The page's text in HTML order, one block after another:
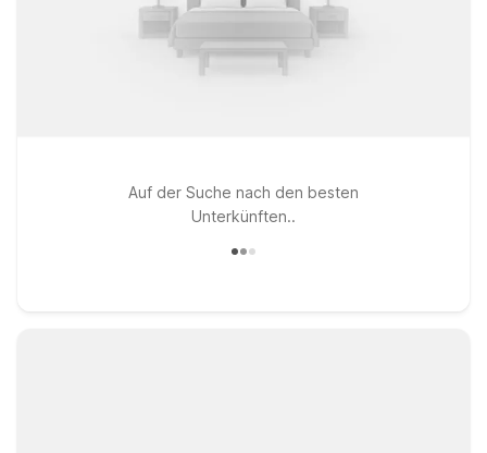
Auf der Suche nach den besten
Unterkünften..